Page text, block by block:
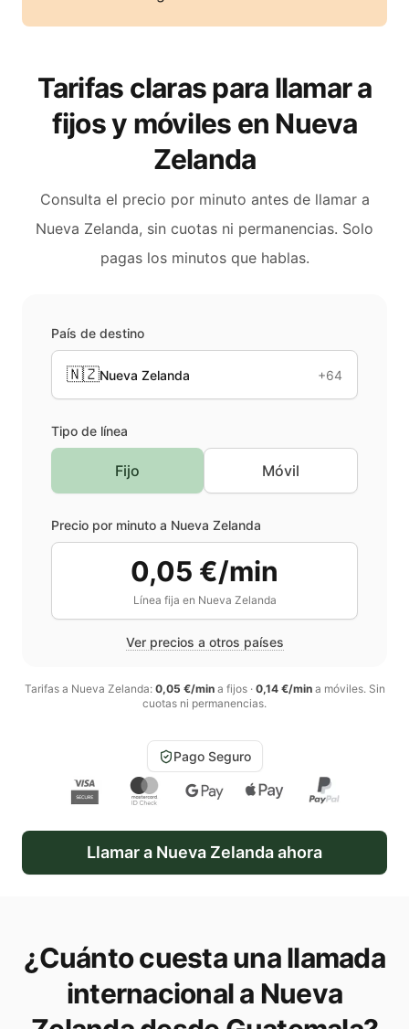
Tarifas claras para llamar a
fijos y móviles en Nueva
Zelanda
Consulta el precio por minuto antes de llamar a
Nueva Zelanda, sin cuotas ni permanencias. Solo
pagas los minutos que hablas.
País de destino
🇳🇿Nueva Zelanda +64
Tipo de línea
Fijo Móvil
Precio por minuto a Nueva Zelanda
0,05 €/min
Línea fija en Nueva Zelanda
Ver precios a otros países
Tarifas a Nueva Zelanda: 0,05 €/mina fijos· 0,14 €/mina móviles. Sin
cuotas ni permanencias.
Pago Seguro
Llamar a Nueva Zelandaahora
¿Cuánto cuesta una llamada
internacional a Nueva